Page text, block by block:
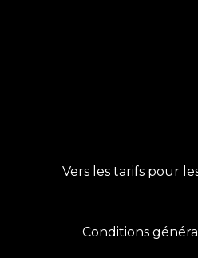
Vers les tarifs pour
Conditions